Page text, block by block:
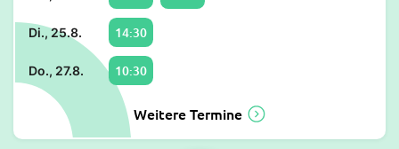
Di., 25.8. 14:30
Do., 27.8. 10:30
Weitere Termine